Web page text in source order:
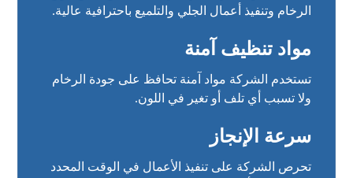
الرخام وتنفيذ أعمال الجلي والتلميع باحترافية عالية.
مواد تنظيف آمنة
تستخدم الشركة مواد آمنة تحافظ على جودة الرخام
ولا تسبب أي تلف أو تغير في اللون.
سرعة الإنجاز
تحرص الشركة على تنفيذ الأعمال في الوقت المحدد